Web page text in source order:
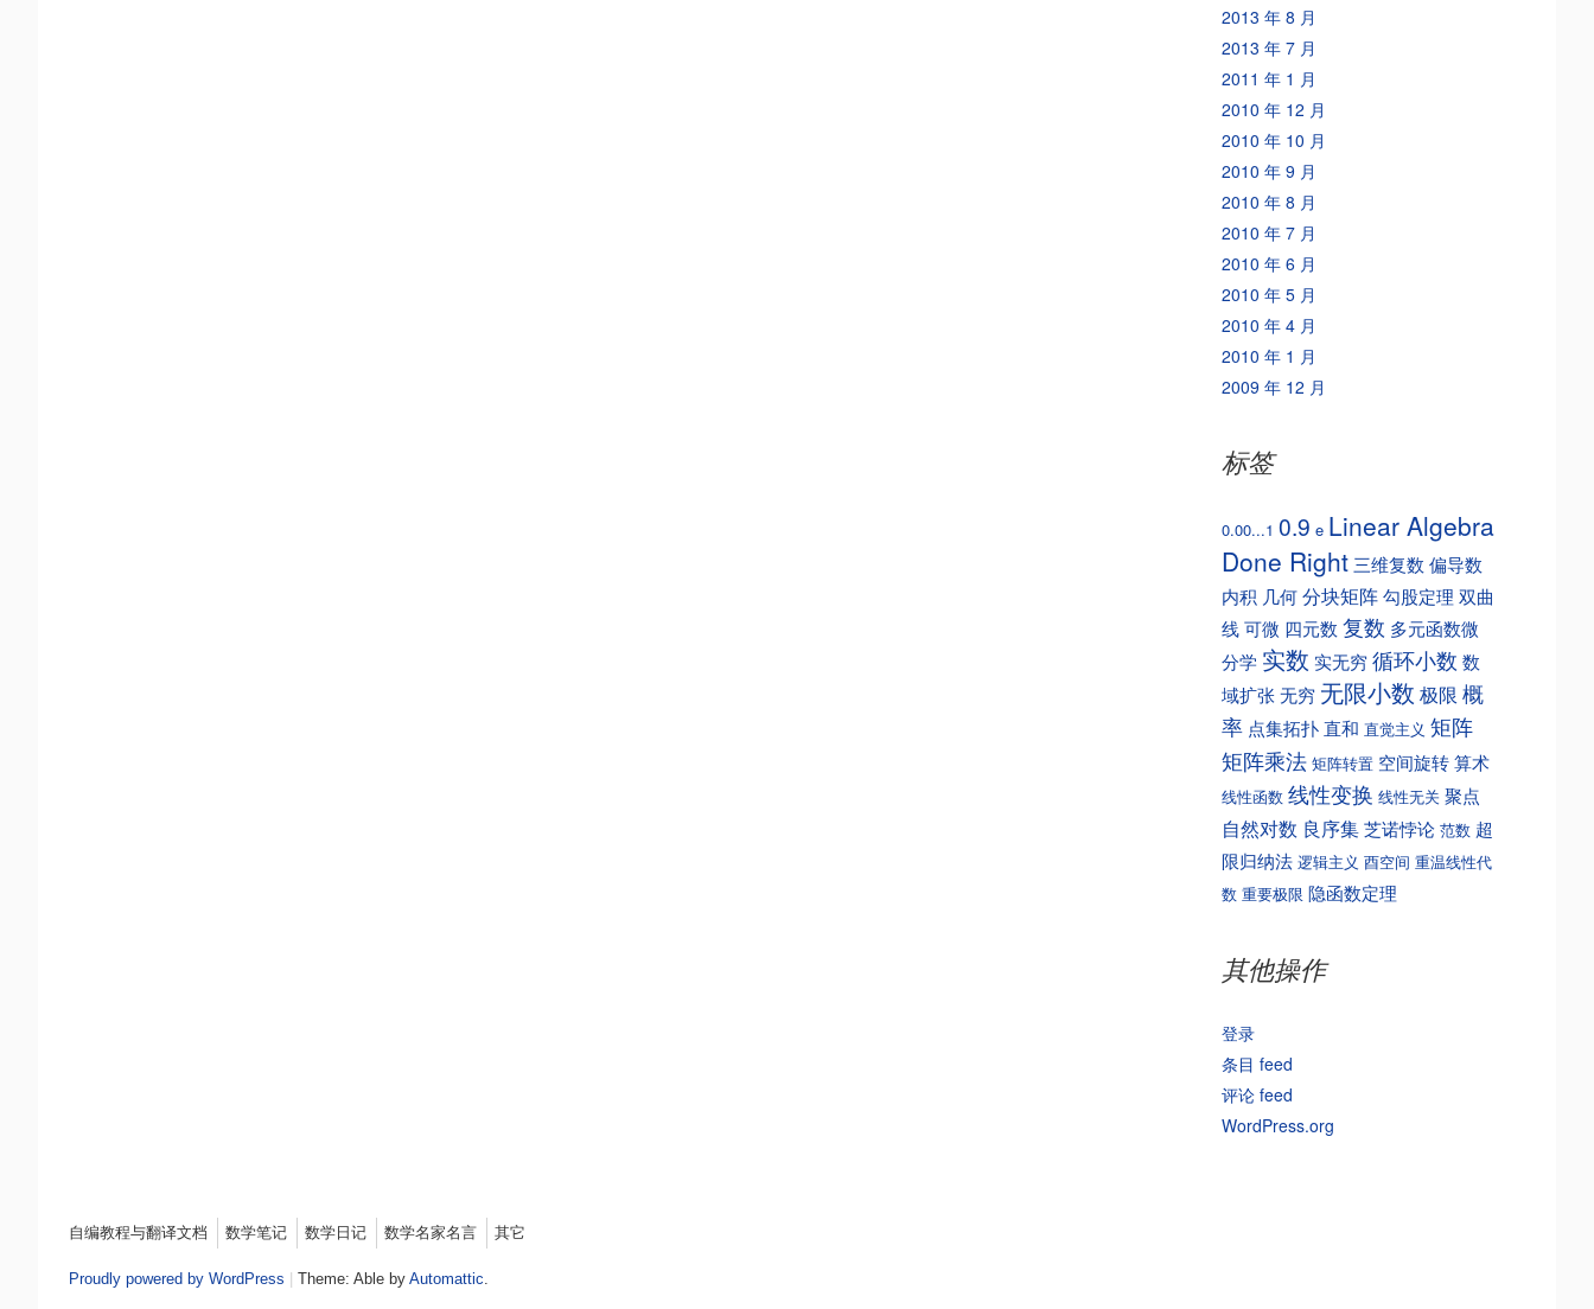
2013 年 8 月
2013 年 7 月
2011 年 1 月
2010 年 12 月
2010 年 10 月
2010 年 9 月
2010 年 8 月
2010 年 7 月
2010 年 6 月
2010 年 5 月
2010 年 4 月
2010 年 1 月
2009 年 12 月
标签
0.00...1 0.9 e Linear Algebra
Done Right 三维复数 偏导数
内积 几何 分块矩阵 勾股定理 双曲
线 可微 四元数 复数 多元函数微
分学 实数 实无穷 循环小数 数
域扩张 无穷 无限小数 极限 概
率 点集拓扑 直和 直觉主义 矩阵
矩阵乘法 矩阵转置 空间旋转 算术
线性函数 线性变换 线性无关 聚点
自然对数 良序集 芝诺悖论 范数 超
限归纳法 逻辑主义 酉空间 重温线性代
数 重要极限 隐函数定理
其他操作
登录
条目 feed
评论 feed
WordPress.org
Menu
自编教程与翻译文档 数学笔记 数学日记 数学名家名言 其它
Proudly powered by WordPress Theme: Able by Automattic.